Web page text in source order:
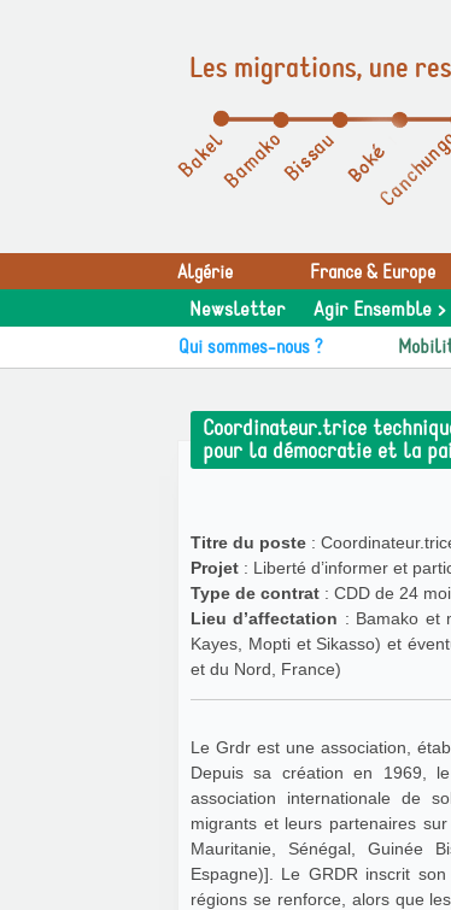
Les migrations, une
Algérie France & Europe
Newsletter Agir Ensemble >
Qui sommes-nous ?
Coordinateur.trice
pour la démocratie et la
Titre du poste :
Projet
Type de contrat : CDD de 24
Lieu d’affectation : Bamako et missions ponctuelles dans les zones d’intervention du projet (régions de
Kayes, Mopti et Sikasso) et éventuellement dans les autres pays d’intervention du Grdr (Afrique de l’ouest
et du Nord, France)
Le Grdr est une association,
Depuis sa création en 1969,
association internationale de
migrants et leurs partenaires
Mauritanie, Sénégal, Guinée
Espagne)]. Le GRDR inscrit
régions se renforce, alors que